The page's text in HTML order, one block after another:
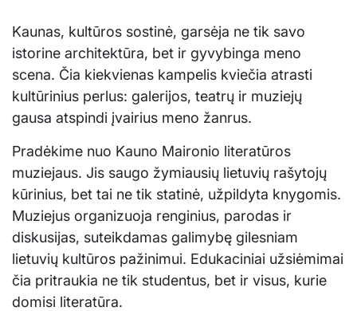
Kaunas, kultūros sostinė, garsėja ne tik savo
istorine architektūra, bet ir gyvybinga meno
scena. Čia kiekvienas kampelis kviečia atrasti
kultūrinius perlus: galerijos, teatrų ir muziejų
gausa atspindi įvairius meno žanrus.
Pradėkime nuo Kauno Maironio literatūros
muziejaus. Jis saugo žymiausių lietuvių rašytojų
kūrinius, bet tai ne tik statinė, užpildyta knygomis.
Muziejus organizuoja renginius, parodas ir
diskusijas, suteikdamas galimybę gilesniam
lietuvių kultūros pažinimui. Edukaciniai užsiėmimai
čia pritraukia ne tik studentus, bet ir visus, kurie
domisi literatūra.